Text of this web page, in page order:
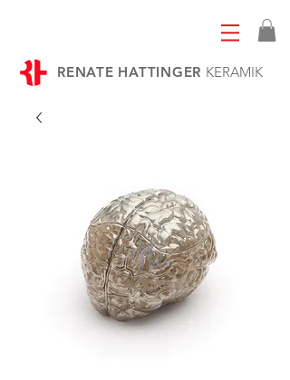
RENATE HATTINGER KERAMIK